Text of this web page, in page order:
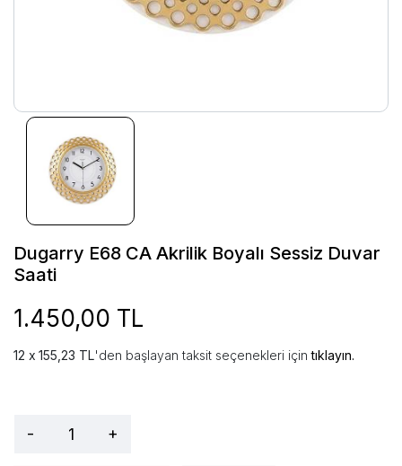
Dugarry E68 CA Akrilik Boyalı Sessiz Duvar
Saati
1.450,00 TL
155,23 TL'den başlayan taksit seçenekleri içintıklayın.
- +